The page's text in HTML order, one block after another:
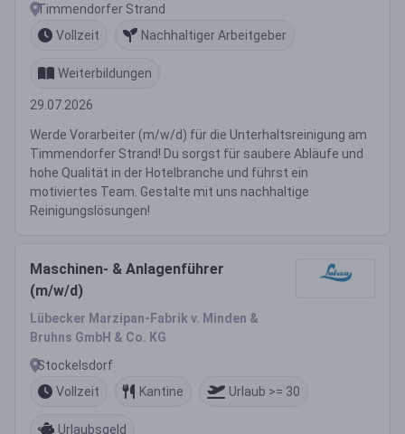
Timmendorfer Strand
Vollzeit
Nachhaltiger Arbeitgeber
Weiterbildungen
29.07.2026
Werde Vorarbeiter (m/w/d) für die Unterhaltsreinigung am
Timmendorfer Strand! Du sorgst für saubere Abläufe und
hohe Qualität in der Hotelbranche und führst ein
motiviertes Team. Gestalte mit uns nachhaltige
Reinigungslösungen!
Maschinen- & Anlagenführer
(m/w/d)
Lübecker Marzipan-Fabrik v. Minden &
Bruhns GmbH & Co. KG
Stockelsdorf
Vollzeit
Kantine Urlaub >= 30
Urlaubsgeld